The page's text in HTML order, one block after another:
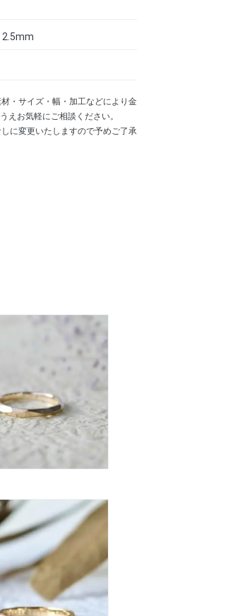
・サイズ・幅・加工などにより金
えお気軽にご相談ください。
に変更いたしますので予めご了承